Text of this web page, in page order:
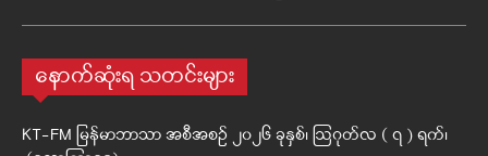
နောက်ဆုံးရ သတင်းများ
KT-FM မြန်မာဘာသာ အစီအစဉ် ၂၀၂၆ ခုနှစ်၊ ဩဂုတ်လ ( ၇ ) ရက်၊